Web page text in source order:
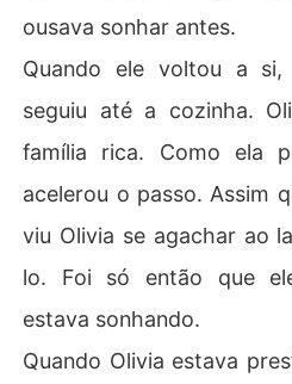
ousava sonhar antes.
Quando ele voltou a si,
seguiu até a cozinha.
família rica. Como ela
acelerou o passo. Assim
viu Olivia se agachar ao
lo. Foi só então que
estava sonhando.
Quando Olivia estava